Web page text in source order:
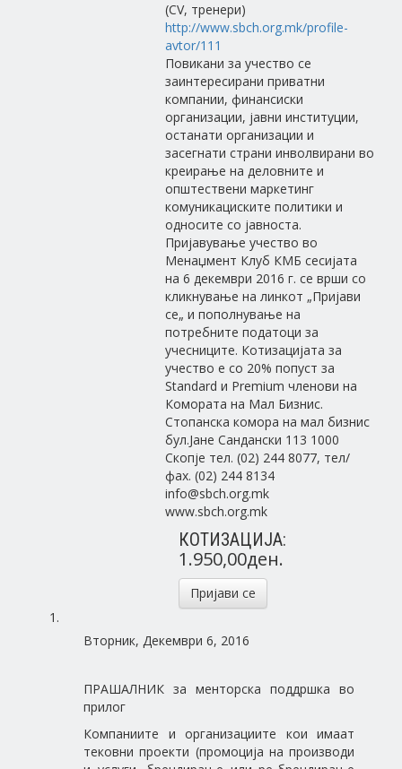
(CV, тренери)
http://www.sbch.org.mk/profile-
avtor/111
Повикани за учество се
заинтересирани приватни
компании, финансиски
организации, јавни институции,
останати организации и
засегнати страни инволвирани во
креирање на деловните и
општествени маркетинг
комуникациските политики и
односите со јавноста.
Пријавување учество во
Менаџмент Клуб КМБ сесијата
на 6 декември 2016 г. се врши со
кликнување на линкот „Пријави
се„ и пополнување на
потребните податоци за
учесниците. Котизацијата за
учество е со 20% попуст за
Standard и Premium членови на
Комората на Мал Бизнис.
Стопанска комора на мал бизнис
бул.Јане Сандански 113 1000
Скопје тел. (02) 244 8077, тел/
фах. (02) 244 8134
info@sbch.org.mk
www.sbch.org.mk
КОТИЗАЦИЈА:
1.950,00ден.
Пријави се
Вторник, Декември 6, 2016
ПРАШАЛНИК за менторска поддршка во
прилог
Компаниите и организациите кои имаат
тековни проекти (промоција на производи